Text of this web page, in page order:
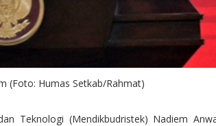
(Foto: Humas Setkab/Rahmat)
Teknologi (Mendikbudristek) Nadiem